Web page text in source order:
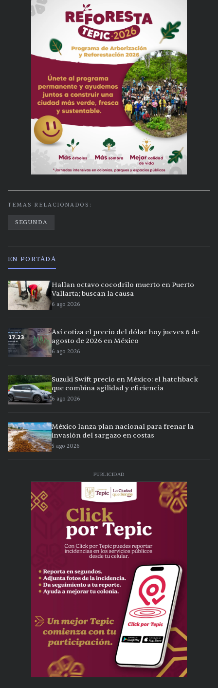
TEMAS RELACIONADOS:
SEGUNDA
EN PORTADA
Hallan octavo cocodrilo muerto en Puerto
Vallarta; buscan la causa
6 ago 2026
Así cotiza el precio del dólar hoy jueves 6 de
agosto de 2026 en México
6 ago 2026
Suzuki Swift precio en México: el hatchback
que combina agilidad y eficiencia
6 ago 2026
México lanza plan nacional para frenar la
invasión del sargazo en costas
5 ago 2026
PUBLICIDAD